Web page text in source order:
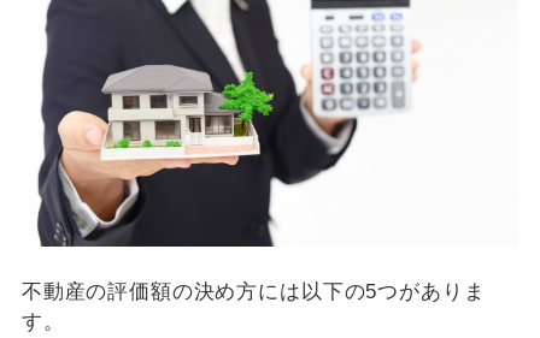
不動産の評価額の決め方には以下の5つがありま
す。